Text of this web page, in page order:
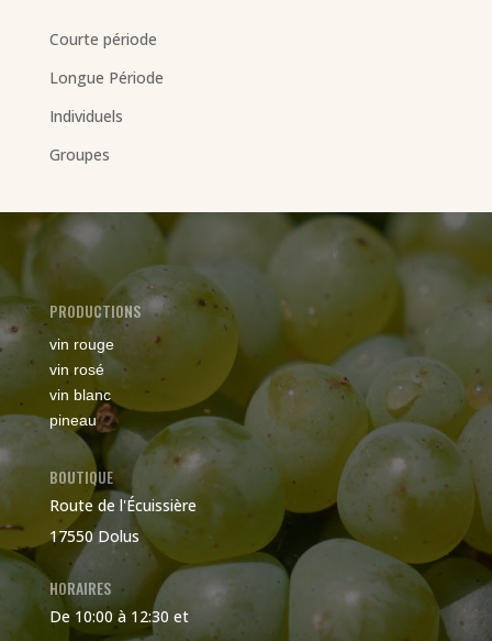
Courte période
Longue Période
Individuels
Groupes
PRODUCTIONS
vin rouge
vin rosé
vin blanc
pineau
BOUTIQUE
Route de l'Écuissière
17550 Dolus
HORAIRES
De 10:00 à 12:30 et